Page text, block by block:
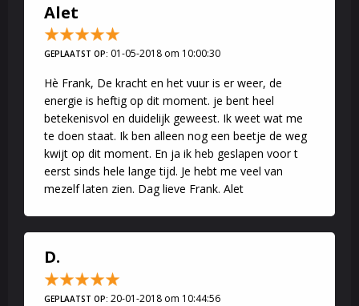
Alet
GEPLAATST OP: 01-05-2018 om 10:00:30
Hè Frank, De kracht en het vuur is er weer, de
energie is heftig op dit moment. je bent heel
betekenisvol en duidelijk geweest. Ik weet wat me
te doen staat. Ik ben alleen nog een beetje de weg
kwijt op dit moment. En ja ik heb geslapen voor t
eerst sinds hele lange tijd. Je hebt me veel van
mezelf laten zien. Dag lieve Frank. Alet
D.
GEPLAATST OP: 20-01-2018 om 10:44:56